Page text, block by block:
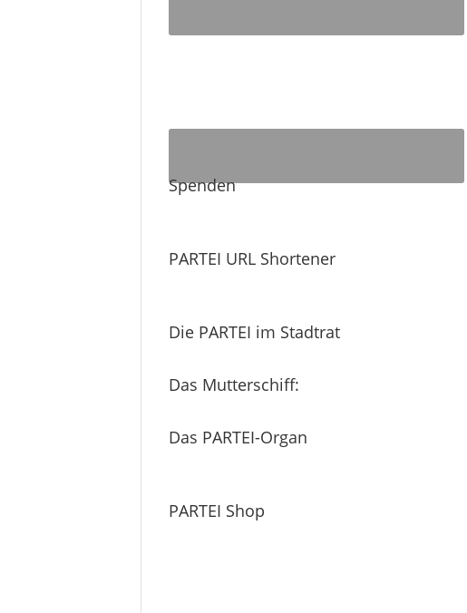
Spenden
PARTEI URL Shortener
Die PARTEI im Stadtrat
Das Mutterschiff:
Das PARTEI-Organ
PARTEI Shop